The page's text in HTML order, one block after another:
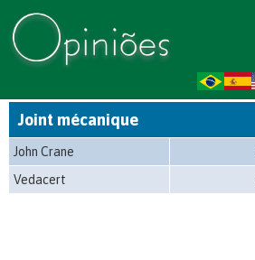
Joint mécanique
John Crane
Vedacert